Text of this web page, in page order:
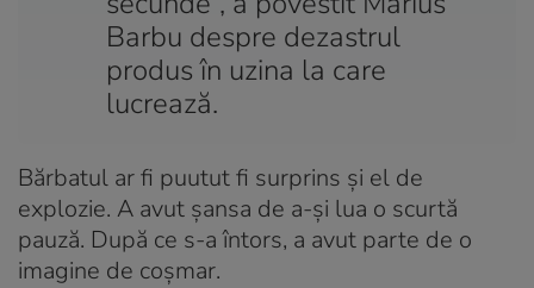
Barbu despre dezastrul
produs în uzina la care
lucrează.
Bărbatul ar fi puutut fi surprins și el de
explozie. A avut șansa de a-și lua o scurtă
pauză. După ce s-a întors, a avut parte de o
imagine de coșmar.